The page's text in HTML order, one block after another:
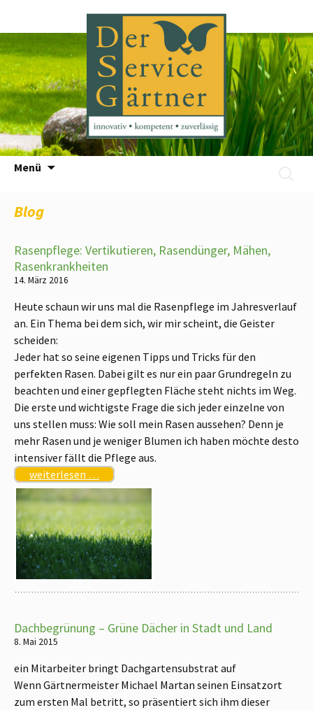
Menü
Zum
Blog
Rasenpflege: Vertikutieren, Rasendünger, Mähen,
Rasenkrankheiten
14. März 2016
Heute schaun wir uns mal die Rasenpflege im Jahresverlauf
an. Ein Thema bei dem sich, wir mir scheint, die Geister
scheiden:
Jeder hat so seine eigenen Tipps und Tricks für den
perfekten Rasen. Dabei gilt es nur ein paar Grundregeln zu
beachten und einer gepflegten Fläche steht nichts im Weg.
Die erste und wichtigste Frage die sich jeder einzelne von
uns stellen muss: Wie soll mein Rasen aussehen? Denn je
mehr Rasen und je weniger Blumen ich haben möchte desto
intensiver fällt die Pflege aus.
weiterlesen …
Dachbegrünung – Grüne Dächer in Stadt und Land
8. Mai 2015
ein Mitarbeiter bringt Dachgartensubstrat auf
Wenn Gärtnermeister Michael Martan seinen Einsatzort
zum ersten Mal betritt, so präsentiert sich ihm dieser